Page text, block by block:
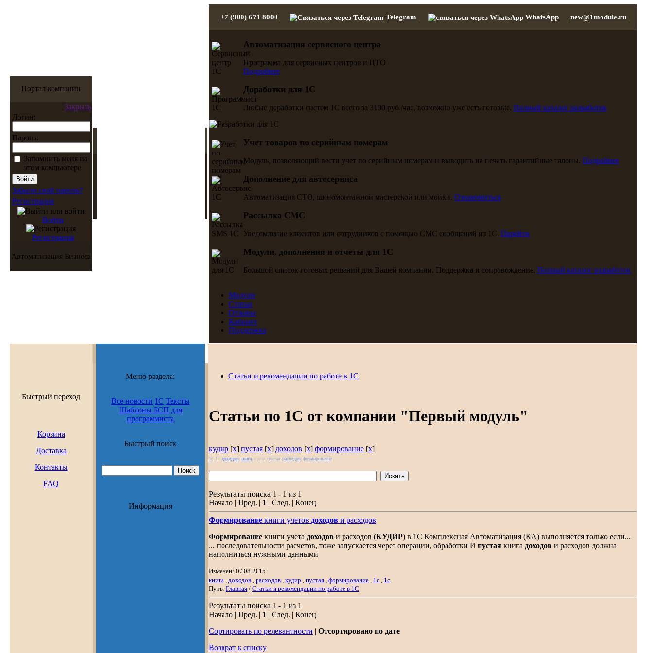
Портал компании
Закрыть
Логин:
Пароль:
Запомнить меня на
этом компьютере
Забыли свой пароль?
Регистрация
Войти
Регистрация
Автоматизация Бизнеса
+7 (900) 671 8000 Telegram WhatsApp new@1module.ru
Автоматизация сервисного центра
Программа для сервисных центров и ЦТО
Подробнее
Доработки для 1С
Любые доработки систем 1С всего за 3100 руб./час, возможно уже есть готовые. Полный каталог разработок
Учет товаров по серийным номерам
Модуль, позволяющий вести учет по серийным номерам и выводить на печать гарантийные талоны. Подробнее
Дополнение для автосервиса
Автоматизация СТО, шиномонтажной мастерской или мойки. Ознакомиться
Рассылка СМС
Уведомление клиентов или сотрудников с помощью СМС сообщений из 1С. Перейти
Модули, дополнения и отчеты для 1С
Большой список готовых решений для Вашей компании. Поддержка и сопровождение. Полный каталог разработок
Модули
Статьи
Отзывы
Кабинет
Поддержка
Быстрый переход
Корзина
Доставка
Контакты
FAQ
Меню раздела:
Все новости 1С Тексты
Шаблоны БСП для
программиста
Быстрый поиск
Информация
Статьи и рекомендации по работе в 1С
Статьи по 1С от компании "Первый модуль"
кудир [x] пустая [x] доходов [x] формирование [x]
1c 1с доходов книга кудир пустая расходов формирование
Результаты поиска 1 - 1 из 1
Начало | Пред. | 1 | След. | Конец
Формирование книги учетов доходов и расходов
Формирование книги учета доходов и расходов (КУДИР) в 1С Комплексная Автоматизация (КА) выполняется только если...
... последовательности расчетов, тоже запускается через операции, обработки И пустая книга доходов и расходов должна
наполниться нужными данными
Изменен: 07.08.2015
книга
доходов расходов кудир пустая формирование 1с
1c
Путь: Главная / Статьи и рекомендации по работе в 1С
Результаты поиска 1 - 1 из 1
Начало | Пред. | 1 | След. | Конец
Сортировать по релевантности | Отсортировано по дате
Возврат к списку